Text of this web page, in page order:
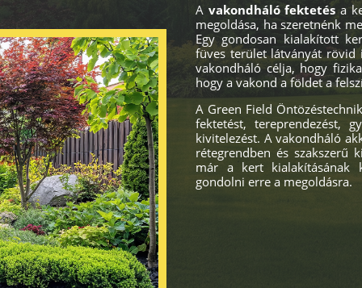
A vakondháló fektetés a
megoldása, ha szeretnénk
Egy gondosan kialakított
füves terület látványát
vakondháló célja, hogy
hogy a vakond a földet a
A Green Field
fektetést, tereprendezést,
kivitelezést. A vakondháló
rétegrendben és szakszerű
már a kert kialakításának
gondolni erre a megoldásra.